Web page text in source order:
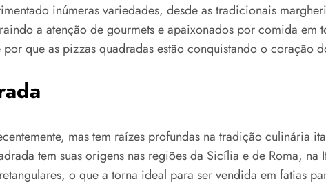
inúmeras variedades, desde as tradicionais
a atenção de gourmets e apaixonados por comida
que as pizzas quadradas estão conquistando o coração
mas tem raízes profundas na tradição culinária
tem suas origens nas regiões da Sicília e de Roma,
o que a torna ideal para ser vendida em fatias